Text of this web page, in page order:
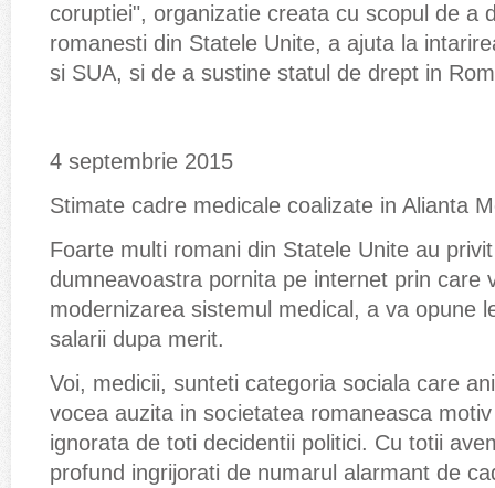
coruptiei", organizatie creata cu scopul de a
romanesti din Statele Unite, a ajuta la
si SUA, si de a sustine statul de drept in
4 septembrie 2015
Stimate cadre medicale coalizate in Alianta
Foarte multi romani din Statele Unite au
dumneavoastra pornita pe internet prin care
modernizarea sistemul medical, a va opune
salarii dupa merit.
Voi, medicii, sunteti categoria sociala care
vocea auzita in societatea romaneasca
ignorata de toti decidentii politici. Cu totii
profund ingrijorati de numarul alarmant de